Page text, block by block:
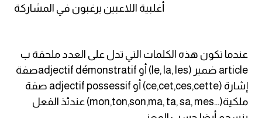
كلمات بحرف s
كلمات بحرف t
كلمات بحرف u
أغلبية اللاعبين يرغبون في المشاركة
عندما تكون هذه الكلمات التي تدل على العدد ملحقة ب
article ضمير (le, la, les) أو adjectif démonstratifصفة
إشارة (ce,cet,ces,cette) أو adjectif possessif صفة
ملكية(...mon,ton,son,ma, ta, sa, mes) عندئذ الفعل